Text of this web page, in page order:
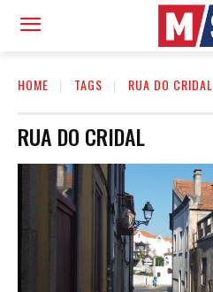
HOME TAGS RUA DO CRIDAL
RUA DO CRIDAL